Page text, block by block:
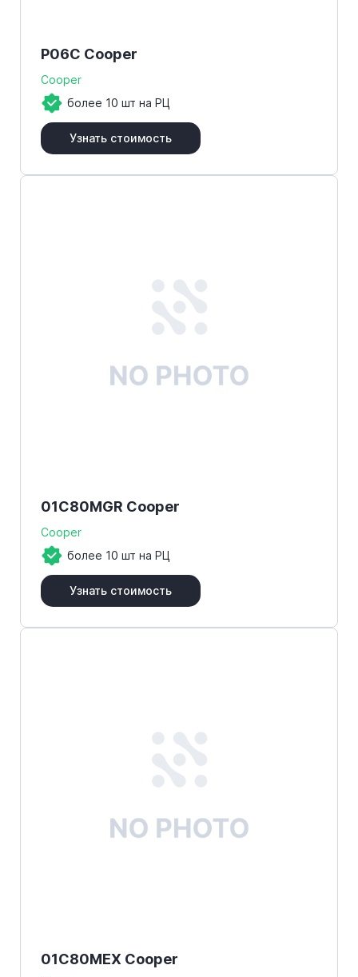
P06C Cooper
Cooper
более 10 шт на РЦ
Узнать стоимость
01C80MGR Cooper
Cooper
более 10 шт на РЦ
Узнать стоимость
01C80MEX Cooper